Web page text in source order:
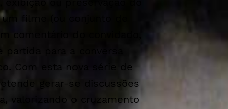
filme (ou conjunto de
para a conversa
Com esta nova série de
gerar-se discussões
valorizando o cruzamento